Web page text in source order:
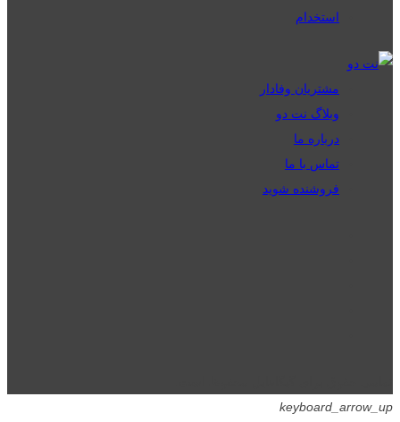
استخدام
مشتریان وفادار
وبلاگ نت دو
درباره ما
تماس با ما
فروشنده شوید
keyboard_arrow_up